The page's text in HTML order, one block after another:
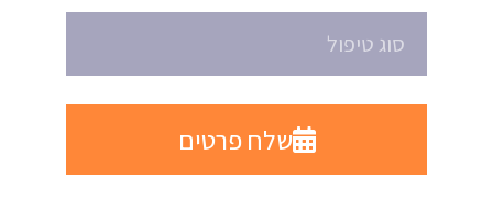
שלח פרטים